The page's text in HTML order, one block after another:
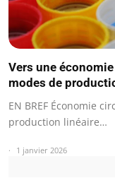
Vers une
modes de
EN BREF Économie
production linéaire…
1 janvier 2026